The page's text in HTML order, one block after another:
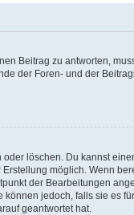
Beitrag zu antworten,
Foren- und der
löschen. Du kannst
möglich. Wenn
der Bearbeitungen
jedoch, falls sie es
geantwortet hat.